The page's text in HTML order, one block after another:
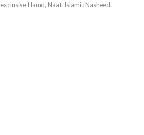
Hamd, Naat, Islamic Nasheed,